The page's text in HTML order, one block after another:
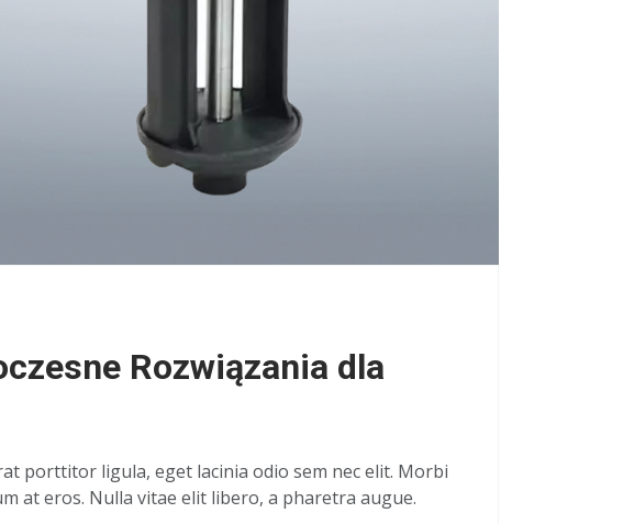
Rozwiązania dla
porttitor ligula, eget lacinia odio sem nec elit. Morbi
at eros. Nulla vitae elit libero, a pharetra augue.